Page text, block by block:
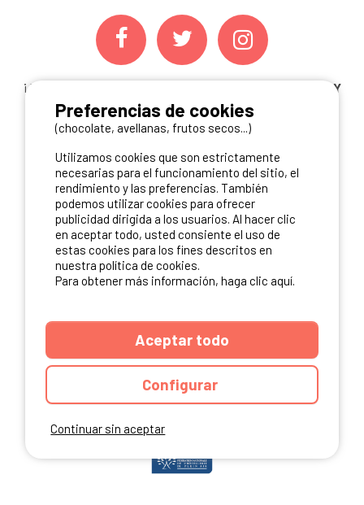
¡ Y NO TE PIERDAS NUESTRAS
OFERTAS, CONCURSOS Y
NOVEDADESINSCRIBIÉNDOTE A NUESTRA
NEWSLETTER!
ME INSCRIBO
NUESTROS PARTNERS
Continuar sin aceptar
Preferencias de cookies
(chocolate, avellanas, frutos secos...)
Utilizamos cookies que son estrictamente
necesarias para el funcionamiento del sitio, el
rendimiento y las preferencias. También
podemos utilizar cookies para ofrecer
publicidad dirigida a los usuarios. Al hacer clic
en aceptar todo, usted consiente el uso de
estas cookies para los fines descritos en
nuestra política de cookies.
Para obtener más información, haga clic aquí.
Aceptar todo
Configurar